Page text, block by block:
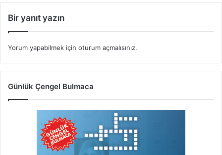
Bir yanıt yazın
Yorum yapabilmek için oturum açmalısınız.
Günlük Çengel Bulmaca